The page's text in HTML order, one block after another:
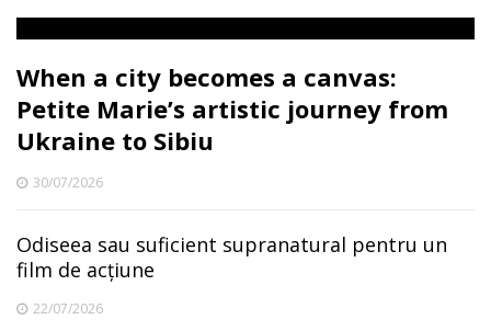
When a city becomes a canvas:
Petite Marie’s artistic journey from
Ukraine to Sibiu
30/07/2026
Odiseea sau suficient supranatural pentru un
film de acțiune
22/07/2026